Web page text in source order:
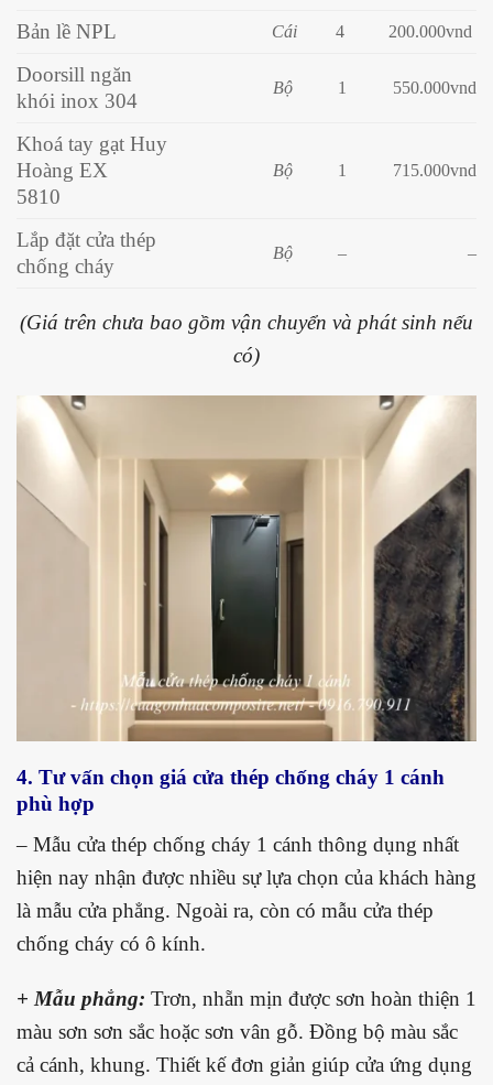
Bản lề NPL Cái 4 200.000vnd
Doorsill ngăn
khói inox 304
Bộ 1 550.000vnd
Khoá tay gạt Huy
Hoàng EX
5810
Bộ 1 715.000vnd
Lắp đặt cửa thép
chống cháy
Bộ – –
(Giá trên chưa bao gồm vận chuyển và phát sinh nếu
có)
4. Tư vấn chọn giá cửa thép chống cháy 1 cánh
phù hợp
– Mẫu cửa thép chống cháy 1 cánh thông dụng nhất
hiện nay nhận được nhiều sự lựa chọn của khách hàng
là mẫu cửa phẳng. Ngoài ra, còn có mẫu cửa thép
chống cháy có ô kính.
+ Mẫu phẳng: Trơn, nhẵn mịn được sơn hoàn thiện 1
màu sơn sơn sắc hoặc sơn vân gỗ. Đồng bộ màu sắc
cả cánh, khung. Thiết kế đơn giản giúp cửa ứng dụng